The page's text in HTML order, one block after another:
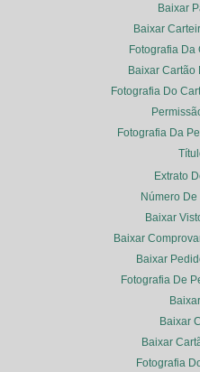
Baixar
Baixar
Fotografia Da
Baixar Cartão
Fotografia Do
Fotografia Da
Extrato
Número
Baixar
Baixar
Baixar
Fotografia De
Baixar
Baixar
Fotografia